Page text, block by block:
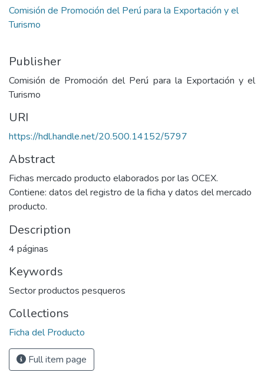
Comisión de Promoción del Perú para la Exportación y el
Turismo
Publisher
Comisión de Promoción del Perú para la Exportación y el
Turismo
URI
https://hdl.handle.net/20.500.14152/5797
Abstract
Fichas mercado producto elaborados por las OCEX.
Contiene: datos del registro de la ficha y datos del mercado
producto.
Description
4 páginas
Keywords
Sector productos pesqueros
Collections
Ficha del Producto
Full item page